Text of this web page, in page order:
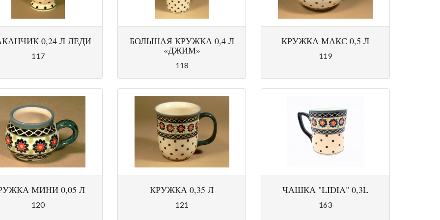
0,24 Л ЛЕДИ
117
БОЛЬШАЯ КРУЖКА 0,4 Л
«ДЖИМ»
118
КРУЖКА МАКС 0,5 Л
119
МИНИ 0,05 Л
120
КРУЖКА 0,35 Л
121
ЧАШКА "LIDIA" 0,3L
163